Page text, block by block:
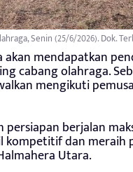
Senin (25/6/2026). Dok.
mendapatkan
cabang olahraga.
mengikuti
berjalan
dan meraih
Utara.